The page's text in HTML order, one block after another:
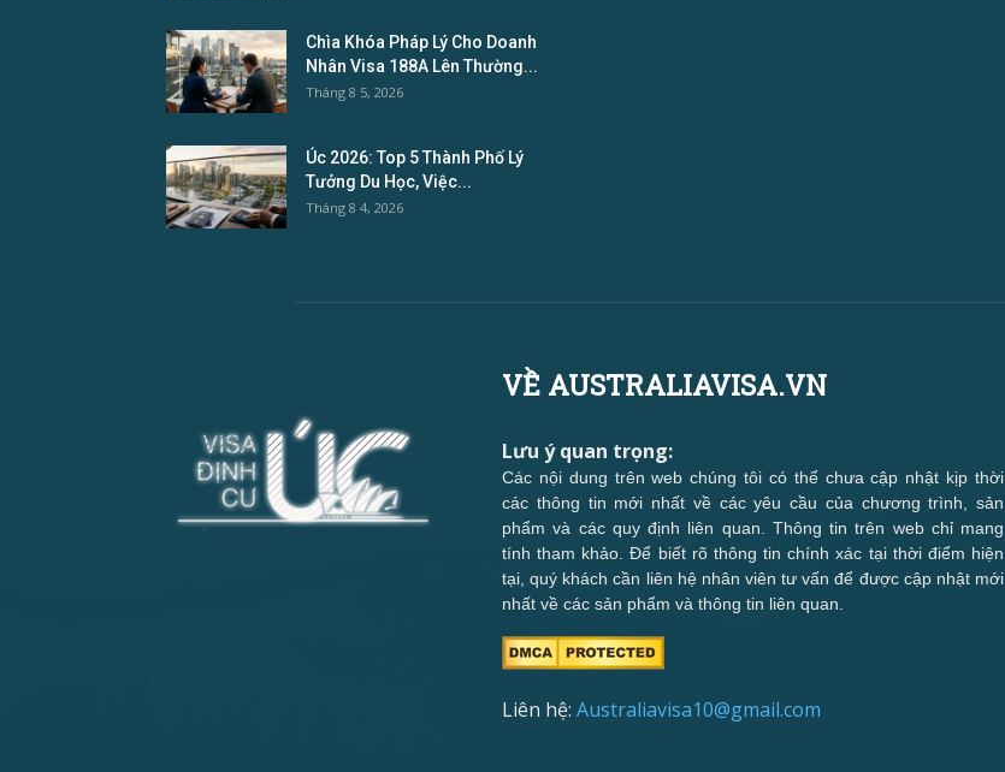
Chìa Khóa Pháp Lý Cho Doanh
Nhân Visa 188A Lên Thường...
Tháng 8 5, 2026
Úc 2026: Top 5 Thành Phố Lý
Tưởng Du Học, Việc...
Tháng 8 4, 2026
VỀ AUSTRALIAVISA.VN
Lưu ý quan trọng:
Các nội dung trên web chúng tôi có thể chưa cập nhật kịp thời
các thông tin mới nhất về các yêu cầu của chương trình, sản
phẩm và các quy định liên quan. Thông tin trên web chỉ mang
tính tham khảo. Để biết rõ thông tin chính xác tại thời điểm hiện
tại, quý khách cần liên hệ nhân viên tư vấn để được cập nhật mới
nhất về các sản phẩm và thông tin liên quan.
Liên hệ: Australiavisa10@gmail.com